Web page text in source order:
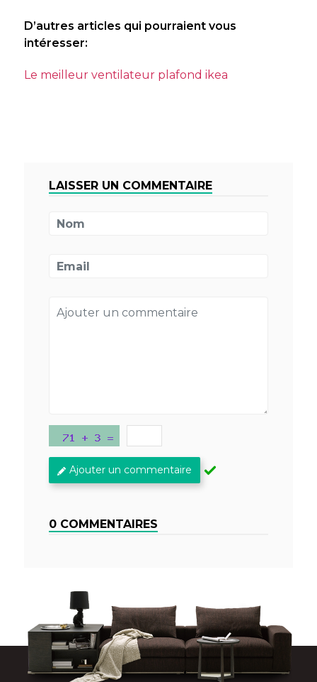
D’autres articles qui pourraient vous
intéresser:
Le meilleur ventilateur plafond ikea
LAISSER UN COMMENTAIRE
Ajouter un commentaire
0 COMMENTAIRES